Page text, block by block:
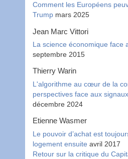
Comment les Européens
Trump mars 2025
Jean Marc Vittori
La science économique face
septembre 2015
Thierry Warin
L'algorithme au cœur de la
perspectives face aux
décembre 2024
Etienne Wasmer
Le pouvoir d’achat est
logement ensuite avril 2017
Retour sur la critique du